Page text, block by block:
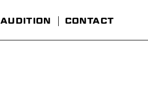
AUDITION CONTACT